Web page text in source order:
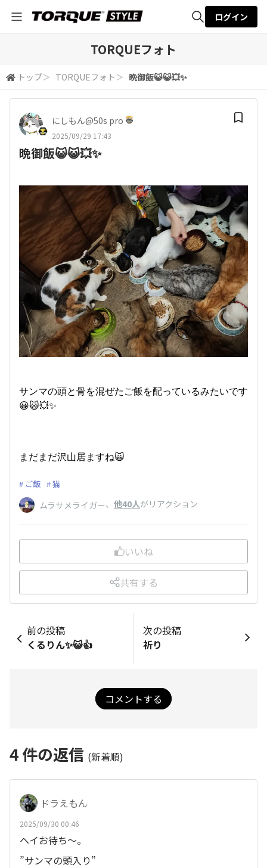
検索
ログイン
TORQUEフォト
トップ＞ TORQUEフォト ＞ 晩御飯😺😺💥✨
にしもん@50s pro
2025/09/29 17:43
晩御飯😺😺💥✨
サンマの頭と骨を混ぜたご飯を配っているみたいです
😀😺💥✨
まだまだ沢山居ますね🙀
ご飯 猫
ムラサメライガー、 他40人がリアクション
いいね
共有する
前の投稿
くるりん✨😺👍
次の投稿
祈り
コメントする
4件の返信 (新着順)
ドラえもん
2025/09/30 00:46
ヘイお待ち〜。
”サンマの頭入り”